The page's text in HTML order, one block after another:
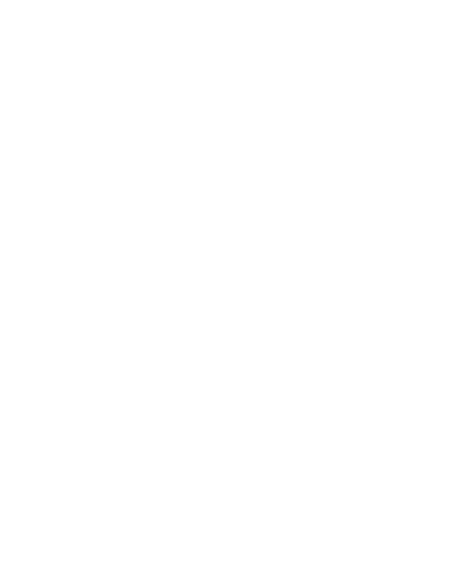
adopte un nouveau logo, ...